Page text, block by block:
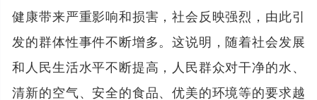
健康带来严重影响和损害，社会反映强烈，由此引
发的群体性事件不断增多。这说明，随着社会发展
和人民生活水平不断提高，人民群众对干净的水、
清新的空气、安全的食品、优美的环境等的要求越